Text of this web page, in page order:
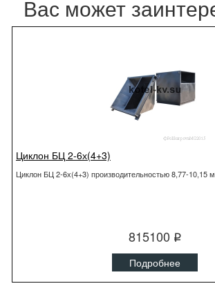
Вас может
Циклон БЦ 2-6х(4+3)
Циклон БЦ 2-6х(4+3) производительностью 8,77-10,15
815100 q
Подробнее